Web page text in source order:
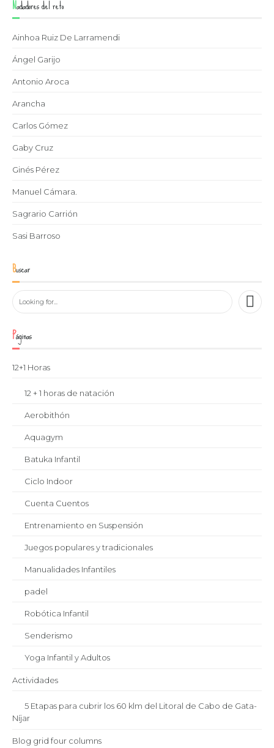
Nadadores del reto
Ainhoa Ruiz De Larramendi
Ángel Garijo
Antonio Aroca
Arancha
Carlos Gómez
Gaby Cruz
Ginés Pérez
Manuel Cámara.
Sagrario Carrión
Sasi Barroso
Buscar
Páginas
12+1 Horas
12 + 1 horas de natación
Aerobithón
Aquagym
Batuka Infantil
Ciclo Indoor
Cuenta Cuentos
Entrenamiento en Suspensión
Juegos populares y tradicionales
Manualidades Infantiles
padel
Robótica Infantil
Senderismo
Yoga Infantil y Adultos
Actividades
5 Etapas para cubrir los 60 klm del Litoral de Cabo de Gata-
Níjar
Blog grid four columns